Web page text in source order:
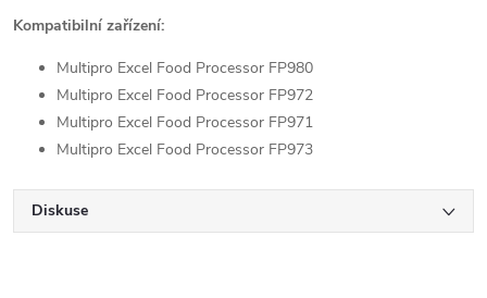
Kompatibilní zařízení:
Multipro Excel Food Processor FP980
Multipro Excel Food Processor FP972
Multipro Excel Food Processor FP971
Multipro Excel Food Processor FP973
Diskuse